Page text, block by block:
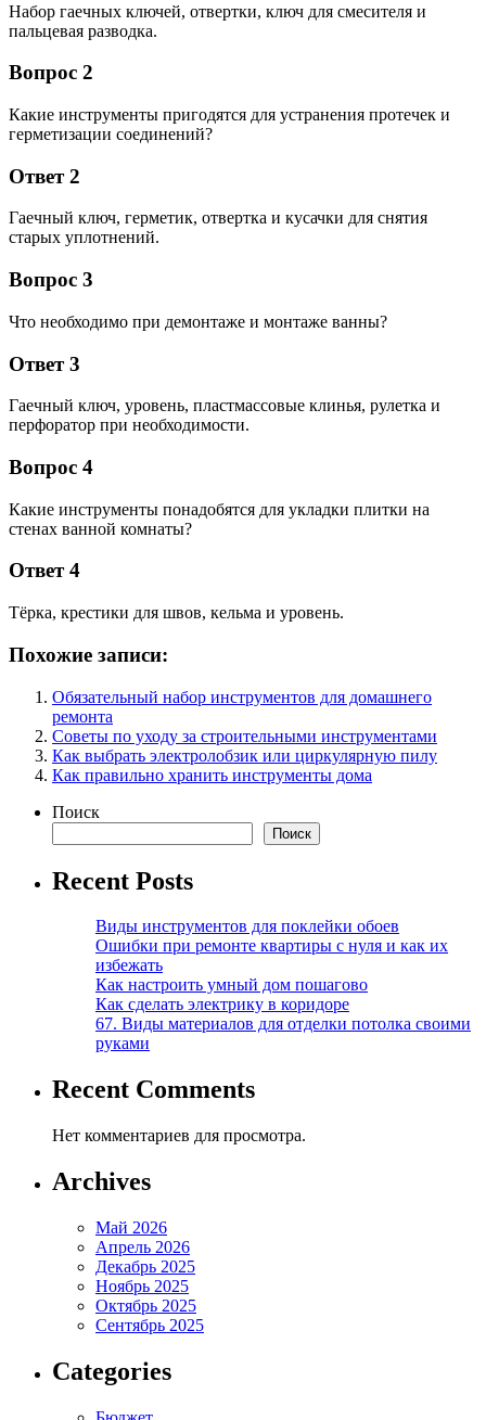
Набор гаечных ключей, отвертки, ключ для смесителя и
пальцевая разводка.
Вопрос 2
Какие инструменты пригодятся для устранения протечек и
герметизации соединений?
Ответ 2
Гаечный ключ, герметик, отвертка и кусачки для снятия
старых уплотнений.
Вопрос 3
Что необходимо при демонтаже и монтаже ванны?
Ответ 3
Гаечный ключ, уровень, пластмассовые клинья, рулетка и
перфоратор при необходимости.
Вопрос 4
Какие инструменты понадобятся для укладки плитки на
стенах ванной комнаты?
Ответ 4
Тёрка, крестики для швов, кельма и уровень.
Похожие записи:
Обязательный набор инструментов для домашнего
ремонта
Советы по уходу за строительными инструментами
Как выбрать электролобзик или циркулярную пилу
Как правильно хранить инструменты дома
Поиск
Поиск
Recent Posts
Виды инструментов для поклейки обоев
Ошибки при ремонте квартиры с нуля и как их
избежать
Как настроить умный дом пошагово
Как сделать электрику в коридоре
67. Виды материалов для отделки потолка своими
руками
Recent Comments
Нет комментариев для просмотра.
Archives
Май 2026
Апрель 2026
Декабрь 2025
Ноябрь 2025
Октябрь 2025
Сентябрь 2025
Categories